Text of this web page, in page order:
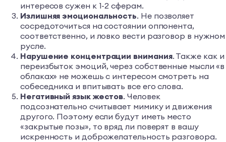
интересов сужен к 1-2 сферам.
Излишняя эмоциональность. Не позволяет
сосредоточиться на состоянии оппонента,
соответственно, и ловко вести разговор в нужном
русле.
Нарушение концентрации внимания. Также как и
переизбыток эмоций, через собственные мысли «в
облаках» не можешь с интересом смотреть на
собеседника и впитывать все его слова.
Негативный язык жестов. Человек
подсознательно считывает мимику и движения
другого. Поэтому если будут иметь место
«закрытые позы», то вряд ли поверят в вашу
искренность и доброжелательность разговора.